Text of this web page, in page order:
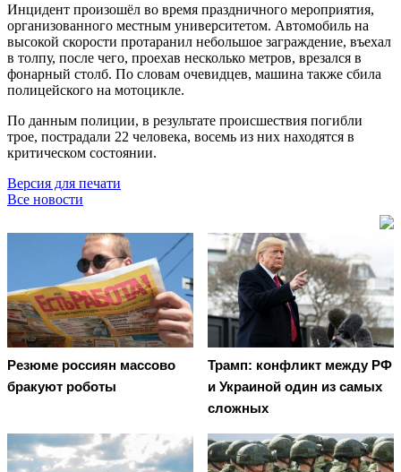
Инцидент произошёл во время праздничного мероприятия,
организованного местным университетом. Автомобиль на
высокой скорости протаранил небольшое заграждение, въехал
в толпу, после чего, проехав несколько метров, врезался в
фонарный столб. По словам очевидцев, машина также сбила
полицейского на мотоцикле.
По данным полиции, в результате происшествия погибли
трое, пострадали 22 человека, восемь из них находятся в
критическом состоянии.
Версия для печати
Все новости
Резюме россиян массово
бракуют роботы
Трамп: конфликт между РФ
и Украиной один из самых
сложных